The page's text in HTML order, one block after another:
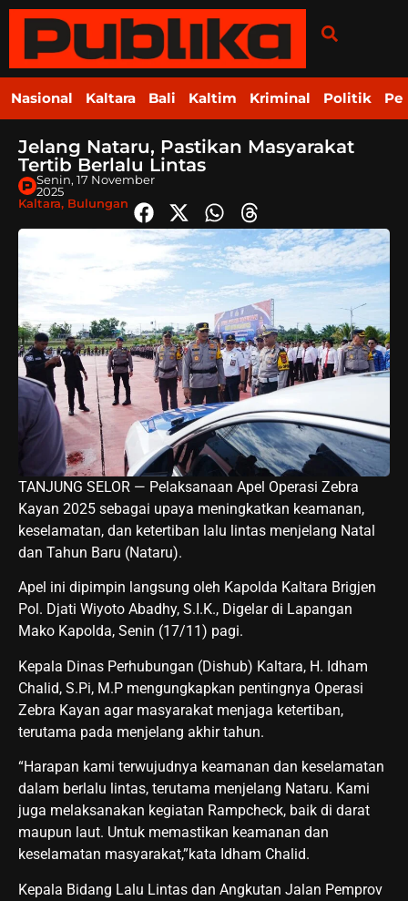
Nasional Kaltara Bali Kaltim Kriminal Politik
Jelang Nataru, Pastikan Masyarakat
Tertib Berlalu Lintas
Senin, 17 November
2025
Kaltara, Bulungan
TANJUNG SELOR — Pelaksanaan Apel Operasi Zebra
Kayan 2025 sebagai upaya meningkatkan keamanan,
keselamatan, dan ketertiban lalu lintas menjelang Natal
dan Tahun Baru (Nataru).
Apel ini dipimpin langsung oleh Kapolda Kaltara Brigjen
Pol. Djati Wiyoto Abadhy, S.I.K., Digelar di Lapangan
Mako Kapolda, Senin (17/11) pagi.
Kepala Dinas Perhubungan (Dishub) Kaltara, H. Idham
Chalid, S.Pi, M.P mengungkapkan pentingnya Operasi
Zebra Kayan agar masyarakat menjaga ketertiban,
terutama pada menjelang akhir tahun.
“Harapan kami terwujudnya keamanan dan keselamatan
dalam berlalu lintas, terutama menjelang Nataru. Kami
juga melaksanakan kegiatan Rampcheck, baik di darat
maupun laut. Untuk memastikan keamanan dan
keselamatan masyarakat,”kata Idham Chalid.
Kepala Bidang Lalu Lintas dan Angkutan Jalan Pemprov